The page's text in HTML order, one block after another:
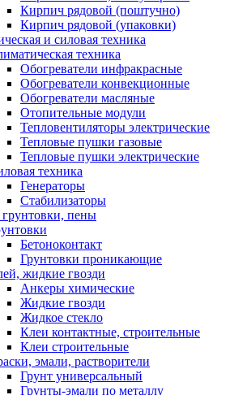
Кирпич рядовой (поштучно)
Кирпич рядовой (упаковки)
и силовая техника
техника
Обогреватели инфракрасные
Обогреватели конвекционные
Обогреватели масляные
Отопительные модули
Тепловентиляторы электрические
Тепловые пушки газовые
Тепловые пушки электрические
техника
Генераторы
Стабилизаторы
пены
Бетоноконтакт
Грунтовки проникающие
жидкие гвозди
Анкеры химические
Жидкие гвозди
Жидкое стекло
Клеи контактные, строительные
Клеи строительные
эмали, растворители
Грунт универсальный
Грунты-эмали по металлу